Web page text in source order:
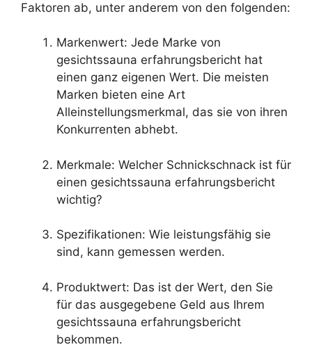
Faktoren ab, unter anderem von den folgenden:
Markenwert: Jede Marke von
gesichtssauna erfahrungsbericht hat
einen ganz eigenen Wert. Die meisten
Marken bieten eine Art
Alleinstellungsmerkmal, das sie von ihren
Konkurrenten abhebt.
Merkmale: Welcher Schnickschnack ist für
einen gesichtssauna erfahrungsbericht
wichtig?
Spezifikationen: Wie leistungsfähig sie
sind, kann gemessen werden.
Produktwert: Das ist der Wert, den Sie
für das ausgegebene Geld aus Ihrem
gesichtssauna erfahrungsbericht
bekommen.